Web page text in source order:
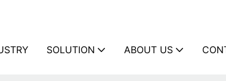
SOLUTION ABOUT US